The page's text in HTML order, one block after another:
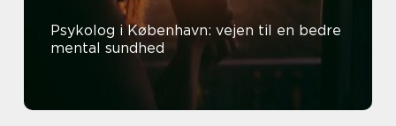
Psykolog i København: vejen til en bedre
mental sundhed